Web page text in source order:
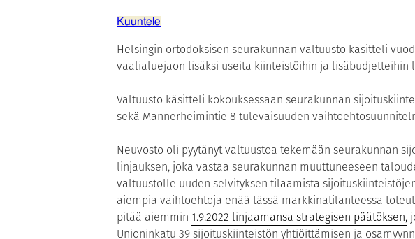
Kuuntele
Helsingin ortodoksisen seurakunnan valtuusto käsitteli
vaalialuejaon lisäksi useita kiinteistöihin ja lisäbudjetteihin
Valtuusto käsitteli kokouksessaan seurakunnan
sekä Mannerheimintie 8 tulevaisuuden
Neuvosto oli pyytänyt valtuustoa tekemään seurakunnan
linjauksen, joka vastaa seurakunnan muuttuneeseen
valtuustolle uuden selvityksen tilaamista
aiempia vaihtoehtoja enää tässä markkinatilanteessa
pitää aiemmin 1.9.2022 linjaamansa strategisen päätöksen,
Unioninkatu 39 sijoituskiinteistön yhtiöittämisen ja